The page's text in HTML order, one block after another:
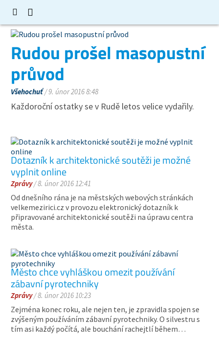
Rudou prošel masopustní
průvod
Všehochuť/ 9. únor 2016 8:48
Každoroční ostatky se v Rudě letos velice vydařily.
Dotazník k architektonické soutěži je možné
vyplnit online
Zprávy/ 8. únor 2016 12:41
Od dnešního rána je na městských webových stránkách
velkemezirici.cz v provozu elektronický dotazník k
připravované architektonické soutěži na úpravu centra
města.
Město chce vyhláškou omezit používání
zábavní pyrotechniky
Zprávy/ 8. únor 2016 10:23
Zejména konec roku, ale nejen ten, je zpravidla spojen se
zvýšeným používáním zábavní pyrotechniky. O silvestru s
tím asi každý počítá, ale bouchání rachejtlí během…